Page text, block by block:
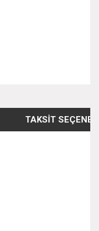
TAKSIT